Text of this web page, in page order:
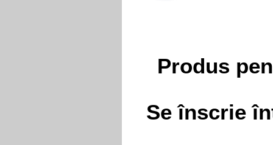
Produs
Se înscrie